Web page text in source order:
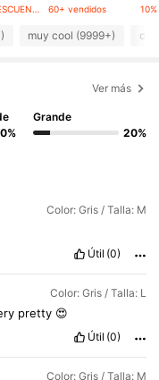
10% DE DESCUENTO 60+ vendidos
muy cool (9999+)
Ver más
Grande
20%
Color: Gris / Talla: M
Útil (0)
Color: Gris / Talla: L
pretty 😍
Útil (0)
Color: Gris / Talla: M